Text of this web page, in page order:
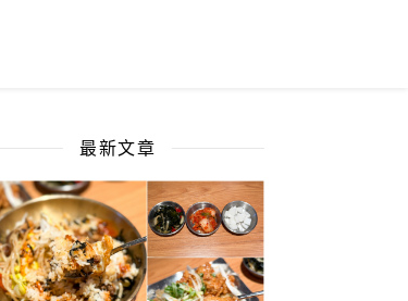
最新文章